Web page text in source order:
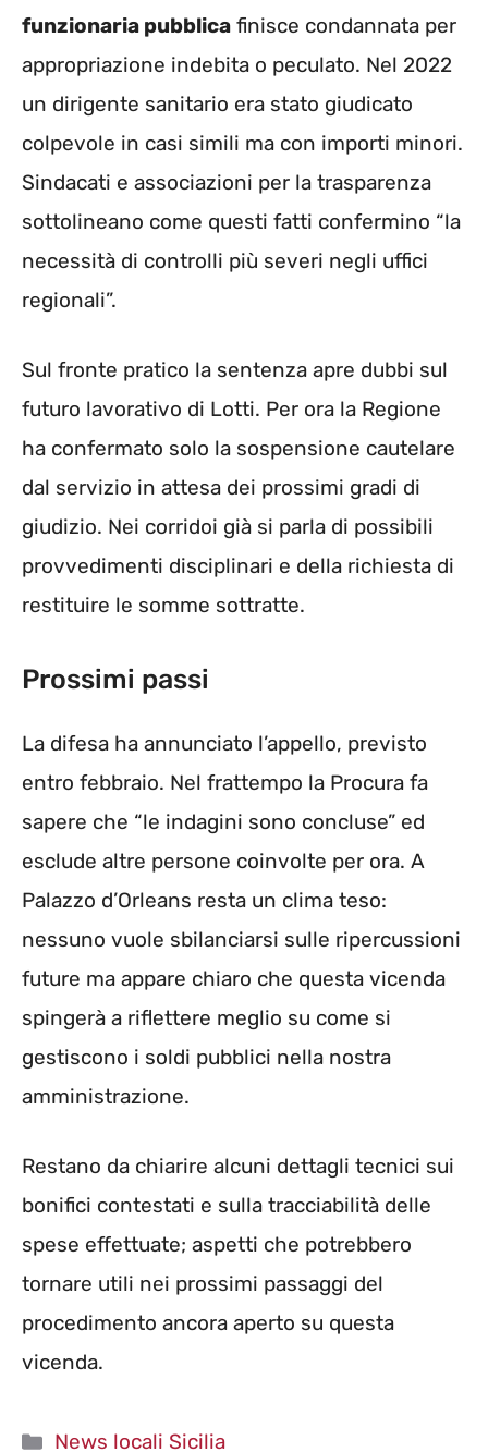
funzionaria pubblica finisce condannata per
appropriazione indebita o peculato. Nel 2022
un dirigente sanitario era stato giudicato
colpevole in casi simili ma con importi minori.
Sindacati e associazioni per la trasparenza
sottolineano come questi fatti confermino “la
necessità di controlli più severi negli uffici
regionali”.
Sul fronte pratico la sentenza apre dubbi sul
futuro lavorativo di Lotti. Per ora la Regione
ha confermato solo la sospensione cautelare
dal servizio in attesa dei prossimi gradi di
giudizio. Nei corridoi già si parla di possibili
provvedimenti disciplinari e della richiesta di
restituire le somme sottratte.
Prossimi passi
La difesa ha annunciato l’appello, previsto
entro febbraio. Nel frattempo la Procura fa
sapere che “le indagini sono concluse” ed
esclude altre persone coinvolte per ora. A
Palazzo d’Orleans resta un clima teso:
nessuno vuole sbilanciarsi sulle ripercussioni
future ma appare chiaro che questa vicenda
spingerà a riflettere meglio su come si
gestiscono i soldi pubblici nella nostra
amministrazione.
Restano da chiarire alcuni dettagli tecnici sui
bonifici contestati e sulla tracciabilità delle
spese effettuate; aspetti che potrebbero
tornare utili nei prossimi passaggi del
procedimento ancora aperto su questa
vicenda.
Categorie
News locali Sicilia